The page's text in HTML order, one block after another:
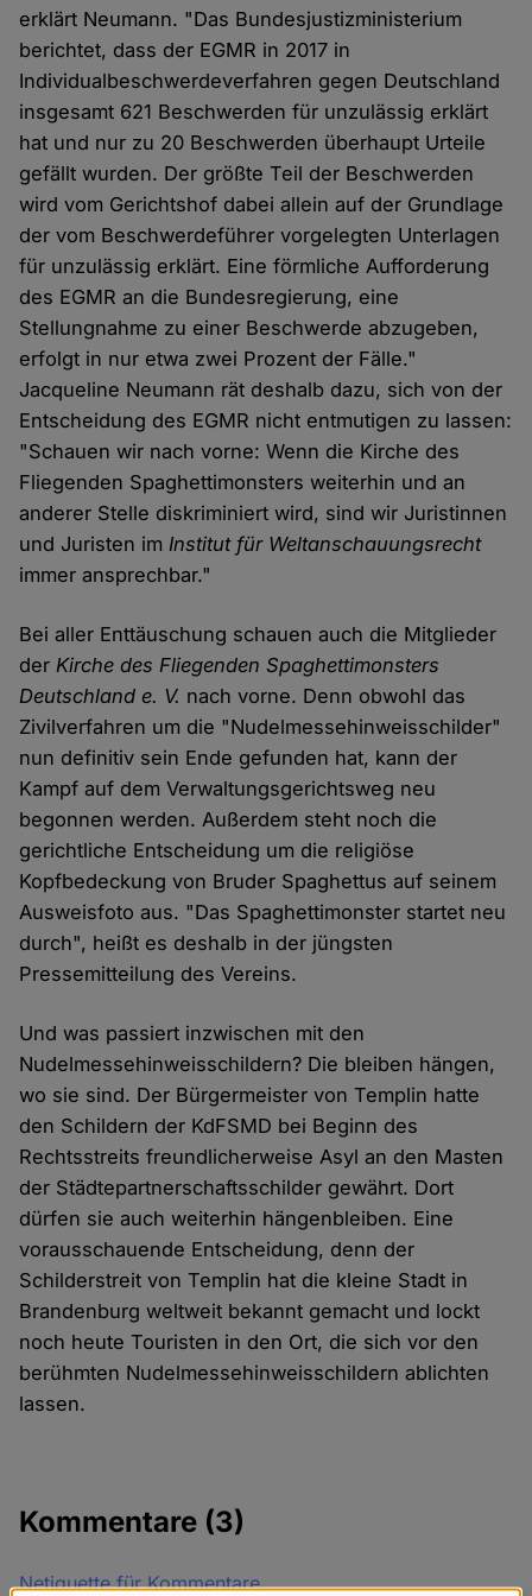
erklärt Neumann. "Das Bundesjustizministerium
berichtet, dass der EGMR in 2017 in
Individualbeschwerdeverfahren gegen Deutschland
insgesamt 621 Beschwerden für unzulässig erklärt
hat und nur zu 20 Beschwerden überhaupt Urteile
gefällt wurden. Der größte Teil der Beschwerden
wird vom Gerichtshof dabei allein auf der Grundlage
der vom Beschwerdeführer vorgelegten Unterlagen
für unzulässig erklärt. Eine förmliche Aufforderung
des EGMR an die Bundesregierung, eine
Stellungnahme zu einer Beschwerde abzugeben,
erfolgt in nur etwa zwei Prozent der Fälle."
Jacqueline Neumann rät deshalb dazu, sich von der
Entscheidung des EGMR nicht entmutigen zu lassen:
"Schauen wir nach vorne: Wenn die Kirche des
Fliegenden Spaghettimonsters weiterhin und an
anderer Stelle diskriminiert wird, sind wir Juristinnen
und Juristen imInstitut für Weltanschauungsrecht
immer ansprechbar."
Bei aller Enttäuschung schauen auch die Mitglieder
derKirche des Fliegenden Spaghettimonsters
Deutschland e. V. nach vorne. Denn obwohl das
Zivilverfahren um die "Nudelmessehinweisschilder"
nun definitiv sein Ende gefunden hat, kann der
Kampf auf dem Verwaltungsgerichtsweg neu
begonnen werden. Außerdem steht noch die
gerichtliche Entscheidung um die religiöse
Kopfbedeckung von Bruder Spaghettus auf seinem
Ausweisfoto aus. "Das Spaghettimonster startet neu
durch", heißt es deshalb in der jüngsten
Pressemitteilung des Vereins.
Und was passiert inzwischen mit den
Nudelmessehinweisschildern? Die bleiben hängen,
wo sie sind. Der Bürgermeister von Templin hatte
den Schildern der KdFSMD bei Beginn des
Rechtsstreits freundlicherweise Asyl an den Masten
der Städtepartnerschaftsschilder gewährt. Dort
dürfen sie auch weiterhin hängenbleiben. Eine
vorausschauende Entscheidung, denn der
Schilderstreit von Templin hat die kleine Stadt in
Brandenburg weltweit bekannt gemacht und lockt
noch heute Touristen in den Ort, die sich vor den
berühmten Nudelmessehinweisschildern ablichten
lassen.
Kommentare (3)
Netiquette für Kommentare